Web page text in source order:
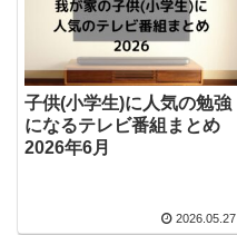
子供(小学生)に人気の勉強
になるテレビ番組まとめ
2026年6月
2026.05.27